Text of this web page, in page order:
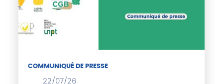
COMMUNIQUÉ DE PRESSE
22/07/26